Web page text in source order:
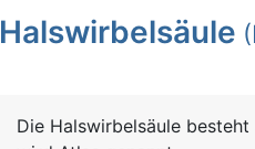
Halswirbelsäule
Die Halswirbelsäule